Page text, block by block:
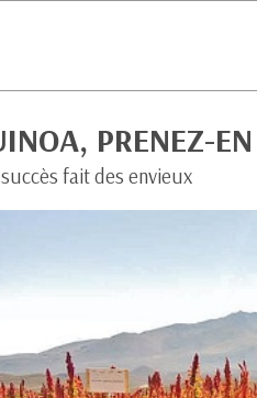
PRENEZ-
fait des envieux